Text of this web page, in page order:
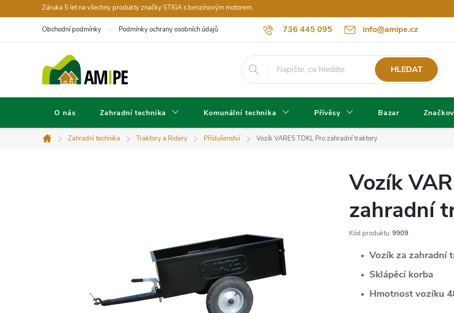
na
Záruka 5 let na všechny produkty značky STIGA s benzínovým motorem.
736 445 095 info@amipe.cz
Obchodní podmínky Podmínky ochrany osobních údajů
HLEDAT
O nás Zahradní technika Komunální technika Přívěsy Bazar
Domů
Zahradní technika Traktory a Ridery Příslušenství Vozík VARES TDKL Pro zahradní traktory
Vozík
zahradní
Kód produktu: 9909
Vozík za zahradní
Sklápěcí korba
Hmotnost vozíku